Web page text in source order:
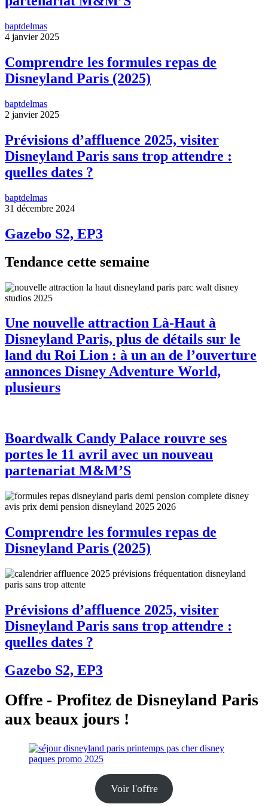
baptdelmas
4 janvier 2025
Comprendre les formules repas de
Disneyland Paris (2025)
baptdelmas
2 janvier 2025
Prévisions d’affluence 2025, visiter
Disneyland Paris sans trop attendre :
quelles dates ?
baptdelmas
31 décembre 2024
Gazebo S2, EP3
Tendance cette semaine
Une nouvelle attraction Là-Haut à
Disneyland Paris, plus de détails sur le
land du Roi Lion : à un an de l’ouverture
annonces Disney Adventure World,
plusieurs
Boardwalk Candy Palace rouvre ses
portes le 11 avril avec un nouveau
partenariat M&M’S
Comprendre les formules repas de
Disneyland Paris (2025)
Prévisions d’affluence 2025, visiter
Disneyland Paris sans trop attendre :
quelles dates ?
Gazebo S2, EP3
Offre - Profitez de Disneyland Paris
aux beaux jours !
Voir l'offre